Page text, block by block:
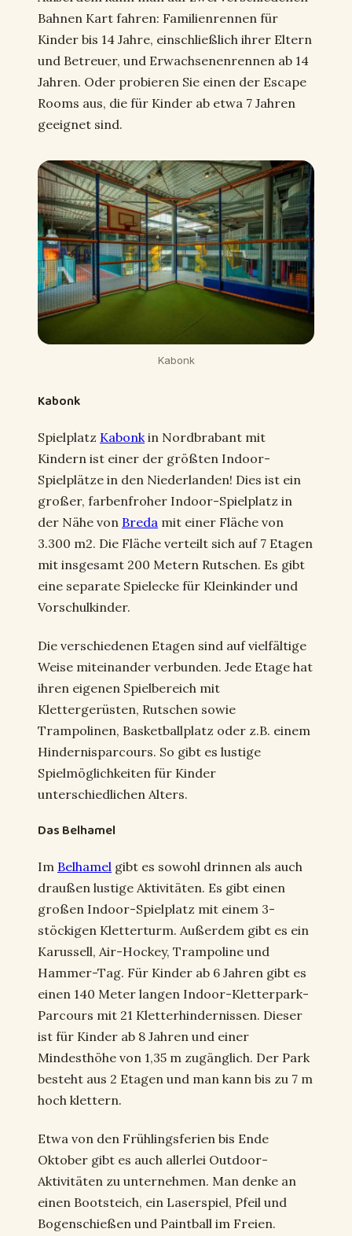
Bahnen Kart fahren: Familienrennen für
Kinder bis 14 Jahre, einschließlich ihrer Eltern
und Betreuer, und Erwachsenenrennen ab 14
Jahren. Oder probieren Sie einen der Escape
Rooms aus, die für Kinder ab etwa 7 Jahren
geeignet sind.
Kabonk
Kabonk
Spielplatz Kabonk in Nordbrabant mit
Kindern ist einer der größten Indoor-
Spielplätze in den Niederlanden! Dies ist ein
großer, farbenfroher Indoor-Spielplatz in
der Nähe von Breda mit einer Fläche von
3.300 m2. Die Fläche verteilt sich auf 7 Etagen
mit insgesamt 200 Metern Rutschen. Es gibt
eine separate Spielecke für Kleinkinder und
Vorschulkinder.
Die verschiedenen Etagen sind auf vielfältige
Weise miteinander verbunden. Jede Etage hat
ihren eigenen Spielbereich mit
Klettergerüsten, Rutschen sowie
Trampolinen, Basketballplatz oder z.B. einem
Hindernisparcours. So gibt es lustige
Spielmöglichkeiten für Kinder
unterschiedlichen Alters.
Das Belhamel
Im Belhamel gibt es sowohl drinnen als auch
draußen lustige Aktivitäten. Es gibt einen
großen Indoor-Spielplatz mit einem 3-
stöckigen Kletterturm. Außerdem gibt es ein
Karussell, Air-Hockey, Trampoline und
Hammer-Tag. Für Kinder ab 6 Jahren gibt es
einen 140 Meter langen Indoor-Kletterpark-
Parcours mit 21 Kletterhindernissen. Dieser
ist für Kinder ab 8 Jahren und einer
Mindesthöhe von 1,35 m zugänglich. Der Park
besteht aus 2 Etagen und man kann bis zu 7 m
hoch klettern.
Etwa von den Frühlingsferien bis Ende
Oktober gibt es auch allerlei Outdoor-
Aktivitäten zu unternehmen. Man denke an
einen Bootsteich, ein Laserspiel, Pfeil und
Bogenschießen und Paintball im Freien.